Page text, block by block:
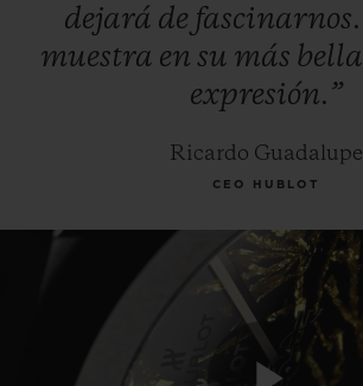
dejará de fascinarnos.
muestra en su más bella
expresión.”
Ricardo Guadalupe
CEO HUBLOT